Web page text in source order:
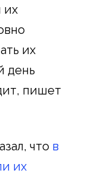
их
их
день
пишет
что в
их